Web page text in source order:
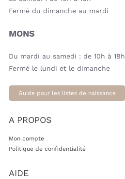
Fermé du dimanche au mardi
MONS
Du mardi au samedi : de 10h à 18h
Fermé le lundi et le dimanche
Guide pour les listes de naissance
A PROPOS
Mon compte
Politique de confidentialité
AIDE